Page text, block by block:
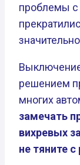
проблемы
решением
многих
замечать
вихревых
не тяните